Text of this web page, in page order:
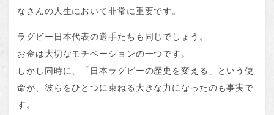
なさんの人生において非常に重要です。
ラグビー日本代表の選手たちも同じでしょう。
お金は大切なモチベーションの一つです。
しかし同時に、「日本ラグビーの歴史を変える」という使
命が、彼らをひとつに束ねる大きな力になったのも事実で
す。